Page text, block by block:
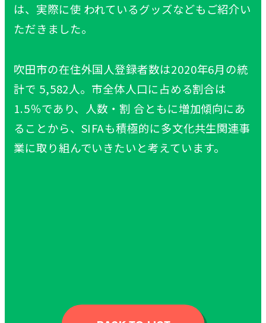
は、実際に使 われているグッズなどもご紹介い
ただきました。
吹田市の在住外国人登録者数は2020年6月の統
計で 5,582人。市全体人口に占める割合は
1.5％であり、人数・割 合ともに増加傾向にあ
ることから、SIFAも積極的に多文化共生関連事
業に取り組んでいきたいと考えています。